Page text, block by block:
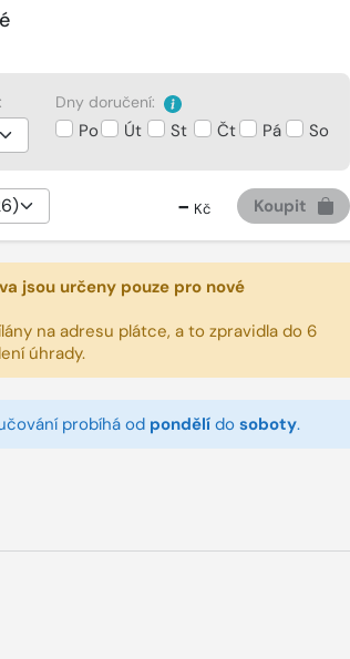
Dny doručení:
Po Út St Čt Pá So
- Kč Koupit
jsou určeny pouze pro nové
na adresu plátce, a to zpravidla do 6
úhrady.
probíhá od pondělído soboty.